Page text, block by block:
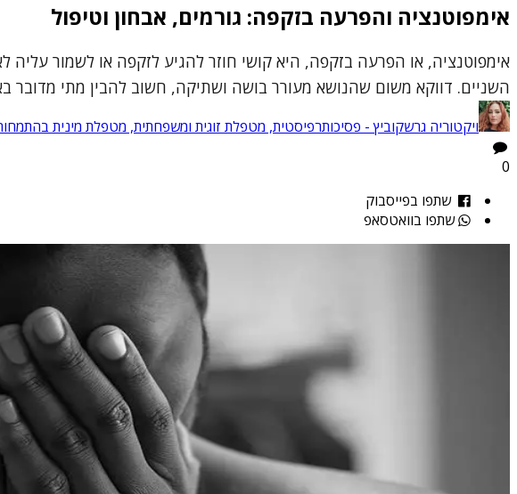
אימפוטנציה והפרעה בזקפה: גורמים, אבחון וטיפול
אימפוטנציה, או הפרעה בזקפה, היא קושי חוזר להגיע לזקפה או לשמור עליה
השניים. דווקא משום שהנושא מעורר בושה ושתיקה, חשוב להבין מתי מדובר
ויקטוריה גרשקוביץ - פסיכותרפיסטית, מטפלת זוגית ומשפחתית, מטפלת מינית
0
שתפו בפייסבוק
שתפו בוואטסאפ